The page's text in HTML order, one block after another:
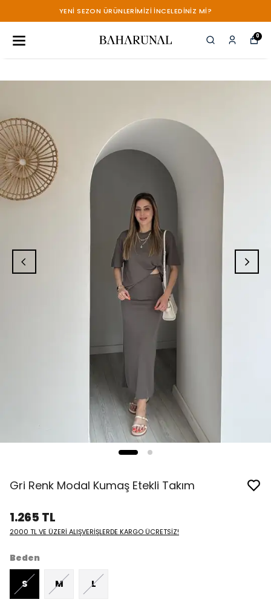
YENİ SEZON ÜRÜNLERİMİZİ İNCELEDİNİZ Mİ?
0
Gri Renk Modal Kumaş Etekli Takım
1.265 TL
2000 TL VE ÜZERİ ALIŞVERİŞLERDE KARGO ÜCRETSİZ!
Beden
S M L